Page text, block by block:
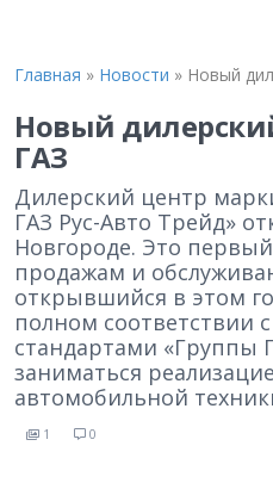
Главная » Новости » Новый
Новый
ГАЗ
Дилерский центр
ГАЗ Рус-Авто Трейд»
Новгороде. Это
продажам и
открывшийся в этом
полном соответствии
стандартами «Группы
заниматься
автомобильной
1 0